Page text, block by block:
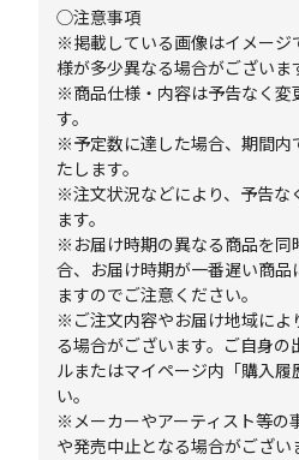
◯注意事項
※掲載している画像はイメージ
様が多少異なる場合がございま
※商品仕様・内容は予告なく変
す。
※予定数に達した場合、期間内
たします。
※注文状況などにより、予告な
ます。
※お届け時期の異なる商品を同
合、お届け時期が一番遅い商品
ますのでご注意ください。
※ご注文内容やお届け地域によ
る場合がございます。ご自身
ルまたはマイページ内「購入
い。
※メーカーやアーティスト等の
や発売中止となる場合がござい